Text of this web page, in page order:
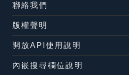
聯絡我們
版權聲明
開放API使用說明
內嵌搜尋欄位說明